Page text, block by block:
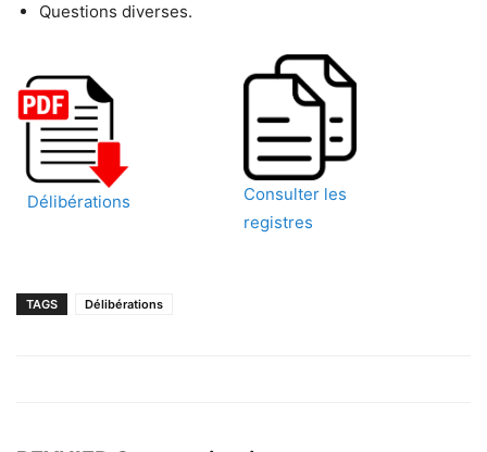
Questions diverses.
Délibérations
Consulter les
registres
TAGS Délibérations